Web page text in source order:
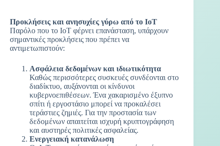
Προκλήσεις και ανησυχίες γύρω από το IoT
Παρόλο που το IoT φέρνει επανάσταση, υπάρχουν
σημαντικές προκλήσεις που πρέπει να
αντιμετωπιστούν:
Ασφάλεια δεδομένων και ιδιωτικότητα
Καθώς περισσότερες συσκευές συνδέονται στο
διαδίκτυο, αυξάνονται οι κίνδυνοι
κυβερνοεπιθέσεων. Ένα χακαρισμένο έξυπνο
σπίτι ή εργοστάσιο μπορεί να προκαλέσει
τεράστιες ζημιές. Για την προστασία των
δεδομένων απαιτείται ισχυρή κρυπτογράφηση
και αυστηρές πολιτικές ασφαλείας.
Ενεργειακή κατανάλωση